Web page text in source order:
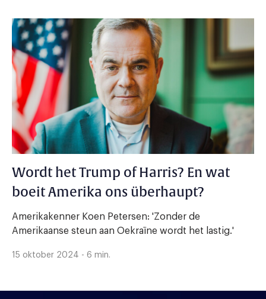
Wordt het Trump of Harris? En wat
boeit Amerika ons überhaupt?
Amerikakenner Koen Petersen: 'Zonder de
Amerikaanse steun aan Oekraïne wordt het lastig.'
15 oktober 2024 - 6 min.